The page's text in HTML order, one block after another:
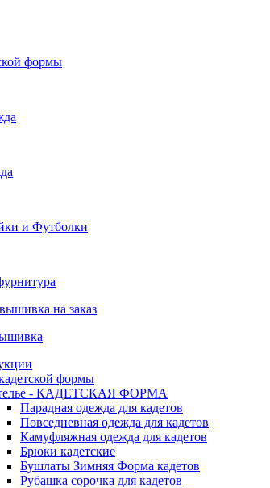
формы
и Футболки
формы
- КАДЕТСКАЯ ФОРМА
Парадная одежда для кадетов
Повседневная одежда для кадетов
Камуфляжная одежда для кадетов
Брюки кадетские
Бушлаты Зимняя Форма кадетов
Рубашка сорочка для кадетов